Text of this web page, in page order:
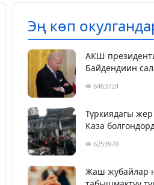
Эң көп
АКШ
Байдендиин
6463724
Түркиядагы
Каза
6253978
Жаш жубайлар